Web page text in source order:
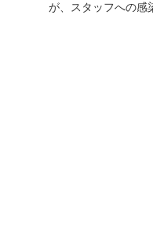
が、スタッフへの感